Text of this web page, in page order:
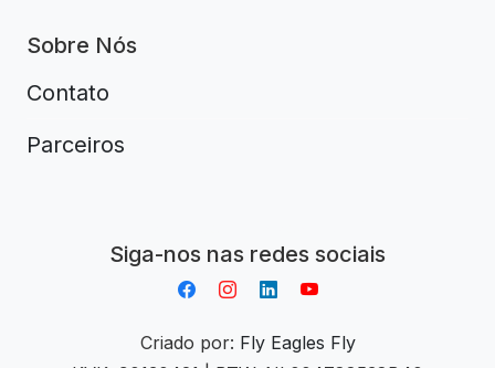
Sobre Nós
Contato
Parceiros
Siga-nos nas redes sociais
Criado por: Fly Eagles Fly